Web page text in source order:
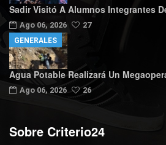
Sadir Visitó A Alumnos Integrantes
Ago 06, 2026 27
Agua Potable Realizará Un
Ago 06, 2026 26
GENERALES
Sobre Criterio24